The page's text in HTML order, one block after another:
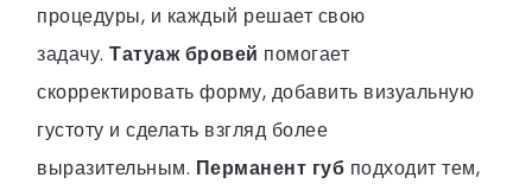
процедуры, и каждый решает свою
задачу. Татуаж бровей помогает
скорректировать форму, добавить визуальную
густоту и сделать взгляд более
выразительным. Перманент губ подходит тем,